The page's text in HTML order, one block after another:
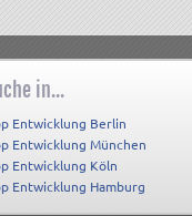
in...
Entwicklung Berlin
Entwicklung München
Entwicklung Köln
Entwicklung Hamburg